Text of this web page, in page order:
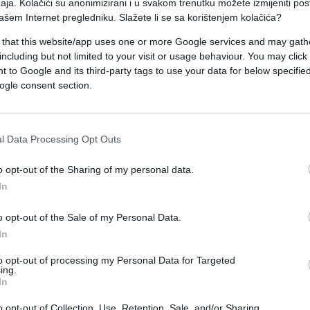
Kolačići su anonimizirani i u svakom trenutku možete izmijeniti
Internet pregledniku. Slažete li se sa korištenjem kolačića?
that this website/app uses one or more Google services and may
but not limited to your visit or usage behaviour. You may
to Google and its third-party tags to use your data for below
consent section.
Data Processing Opt Outs
opt-out of the Sharing of my personal data.
opt-out of the Sale of my Personal Data.
opt-out of processing my Personal Data for Targeted
a u Ligi prvaka, ali čileanski strateg insistira
to nije spomenuo, on je važan igrač - izjavio